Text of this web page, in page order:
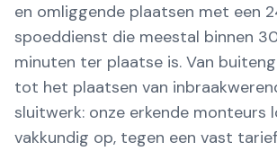
en omliggende plaatsen met een
spoeddienst die meestal binnen
minuten ter plaatse is. Van
tot het plaatsen van
sluitwerk: onze erkende monteurs
vakkundig op, tegen een vast